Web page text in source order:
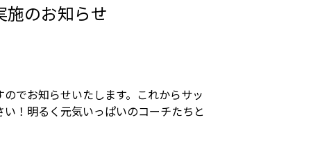
施のお知らせ
でお知らせいたします。これからサッ
！明るく元気いっぱいのコーチたちと